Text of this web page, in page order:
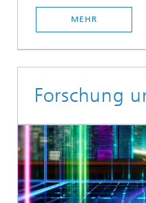
MEHR
Forschung